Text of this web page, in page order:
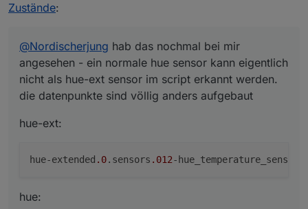
kann es sein, dass entweder der battery wert keinen
inhalt hat oder das deine datenpunkte anders
aufgebaut sind ?hast du hue und hue-ext sensoren ?
Zustände:
@Nordischerjung hab das nochmal bei mir
angesehen - ein normale hue sensor kann eigentlich
nicht als hue-ext sensor im script erkannt werden.
die datenpunkte sind völlig anders aufgebaut
hue-ext:
hue-extended .0.sensors .012-
hue: